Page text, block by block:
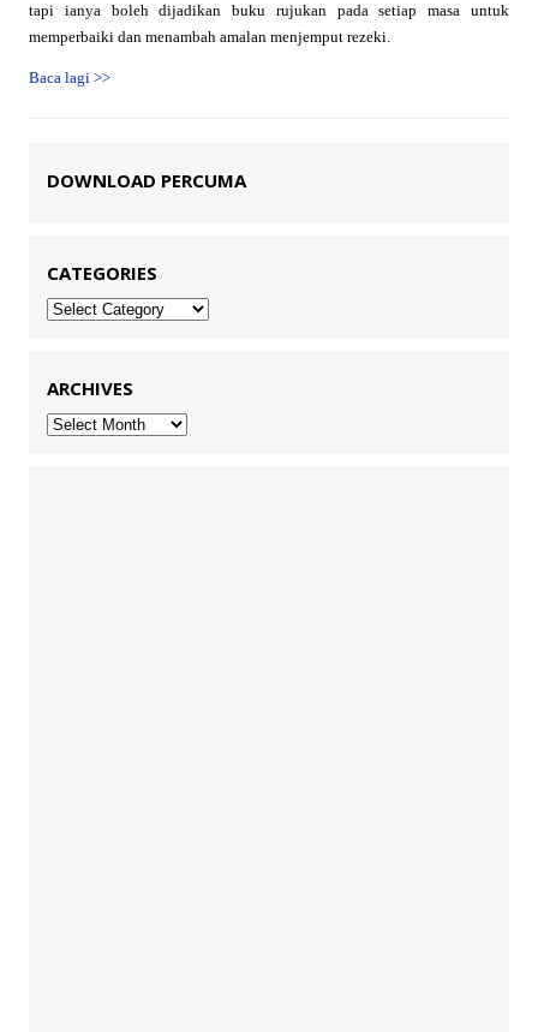
tapi ianya boleh dijadikan buku rujukan pada setiap masa untuk
memperbaiki dan menambah amalan menjemput rezeki.
Baca lagi >>
DOWNLOAD PERCUMA
CATEGORIES
Categories
ARCHIVES
Archives